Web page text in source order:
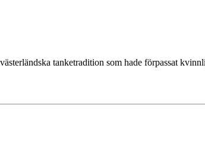
tanketradition som hade förpassat